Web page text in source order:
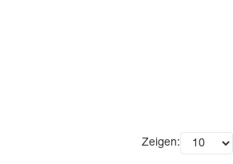
Zeigen: